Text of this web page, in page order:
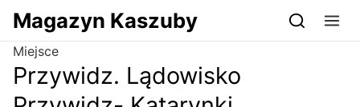
Przejdź do serwisu magazynkaszuby.pl
Magazyn Kaszuby
Miejsce
Przywidz. Lądowisko